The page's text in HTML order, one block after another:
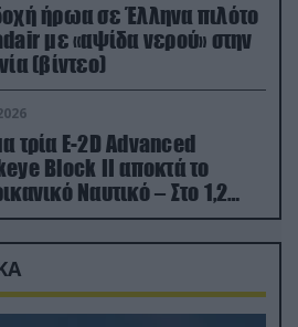
ήρωα σε Έλληνα πιλότο
με «αψίδα νερού» στην
(βίντεο)
τρία E-2D Advanced
Block II αποκτά το
Ναυτικό – Στο 1,2
το κόστος